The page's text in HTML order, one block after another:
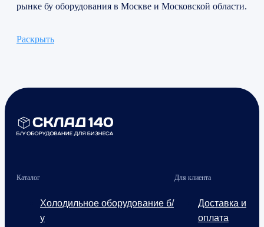
рынке бу оборудования в Москве и Московской области.
Раскрыть
Каталог
Холодильное оборудование б/
у
Для клиента
Доставка и
оплата